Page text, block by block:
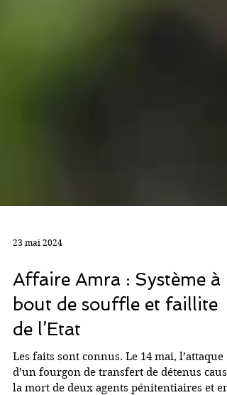
23 mai 2024
Affaire Amra : Système à
bout de souffle et faillite
de l’Etat
Les faits sont connus. Le 14 mai, l’attaque